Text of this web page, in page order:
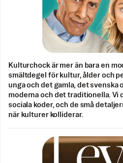
Kulturchock är mer än bara en
smältdegel för kultur, ålder och
unga och det gamla, det svenska
moderna och det traditionella. Vi
sociala koder, och de små
när kulturer kolliderar.